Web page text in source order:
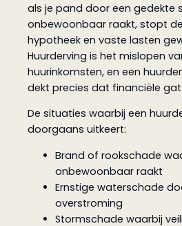
als je pand door een gedekte
onbewoonbaar raakt, stopt
hypotheek en vaste lasten
Huurderving is het mislopen
huurinkomsten, en een
dekt precies dat financiële gat.
De situaties waarbij een
doorgaans uitkeert:
Brand of rookschade
onbewoonbaar raakt
Ernstige waterschade
overstroming
Stormschade waarbij